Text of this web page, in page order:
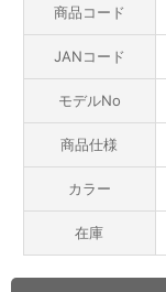
商品コード
JANコード
モデルNo
商品仕様
カラー
在庫